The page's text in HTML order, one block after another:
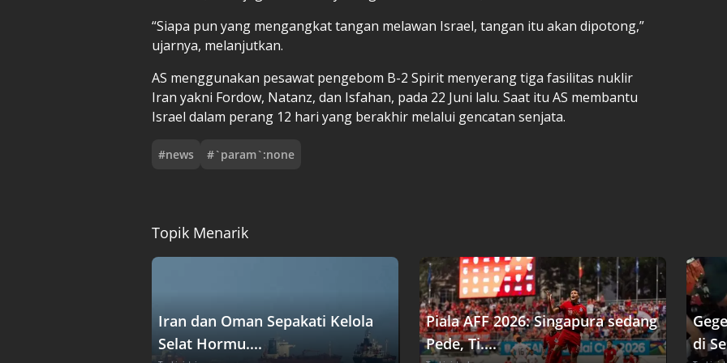
“Siapa pun yang mengangkat tangan melawan Israel, tangan itu akan dipotong,”
ujarnya, melanjutkan.
AS menggunakan pesawat pengebom B-2 Spirit menyerang tiga fasilitas nuklir
Iran yakni Fordow, Natanz, dan Isfahan, pada 22 Juni lalu. Saat itu AS membantu
Israel dalam perang 12 hari yang berakhir melalui gencatan senjata.
#news #`param`:none
Topik Menarik
Iran dan Oman Sepakati Kelola
Selat Hormu....
Piala AFF 2026: Singapura sedang
Pede, Ti....
di